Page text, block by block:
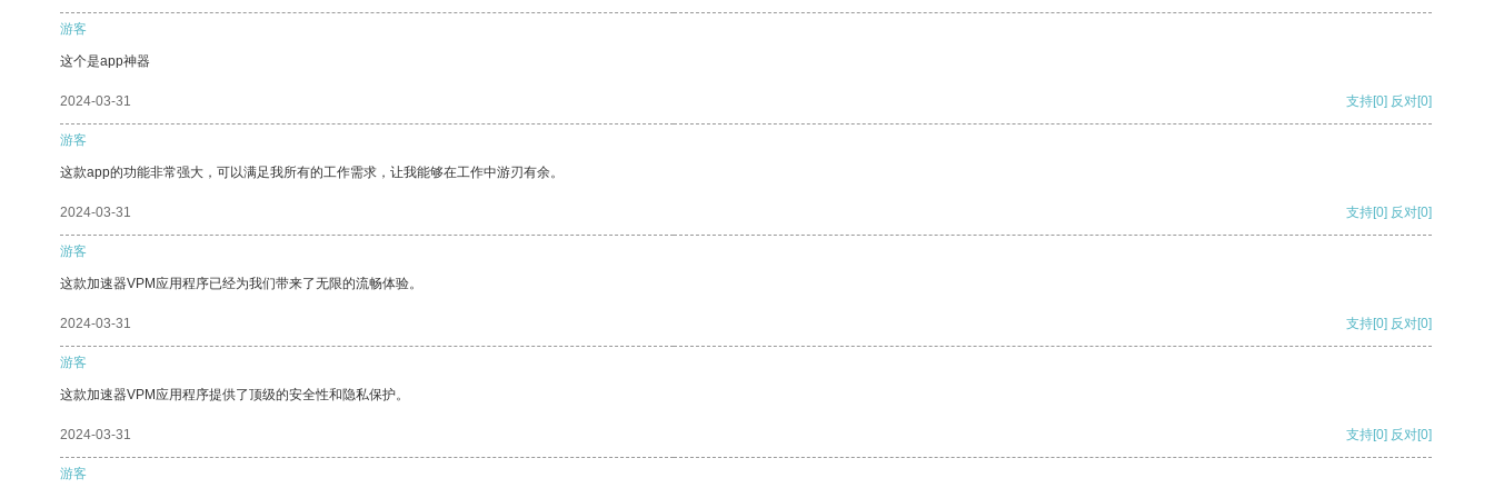
游客
这个是app神器
2024-03-31 支持[0] 反对[0]
游客
这款app的功能非常强大，可以满足我所有的工作需求，让我能够在工作中游刃有余。
2024-03-31 支持[0] 反对[0]
游客
这款加速器VPM应用程序已经为我们带来了无限的流畅体验。
2024-03-31 支持[0] 反对[0]
游客
这款加速器VPM应用程序提供了顶级的安全性和隐私保护。
2024-03-31 支持[0] 反对[0]
游客